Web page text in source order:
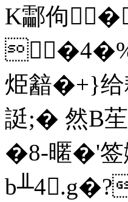
K酃佝
�4�%
烥韽�+}
誔;� 然B
�8-暱
b╨4.g�?